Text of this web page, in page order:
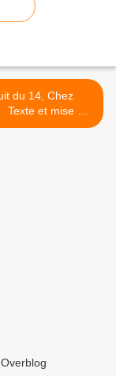
du 14, Chez
et mise en
Agnès Chamak et